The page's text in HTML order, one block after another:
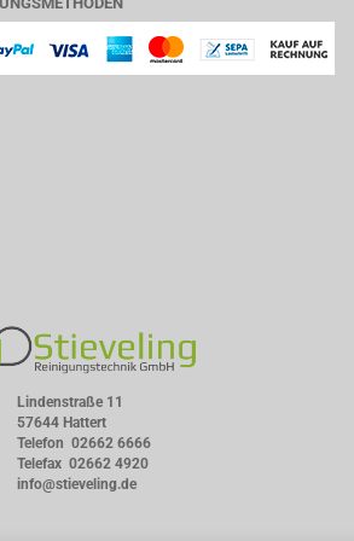
11
Hattert
02662 6666
02662 4920
info@stieveling.de